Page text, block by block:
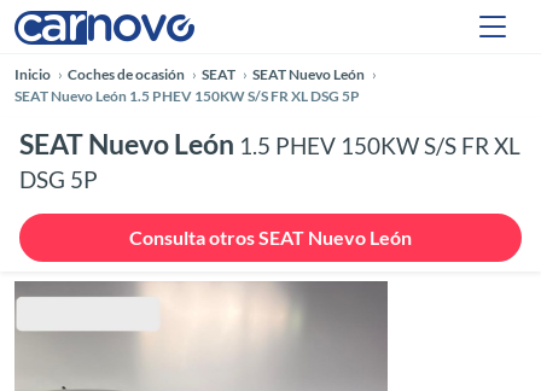
Inicio Coches de ocasión SEAT
SEAT Nuevo León
SEAT Nuevo León 1.5 PHEV 150KW S/S FR XL DSG 5P
SEAT Nuevo León 1.5 PHEV 150KW S/S FR XL
DSG 5P
Consulta otros SEAT Nuevo León